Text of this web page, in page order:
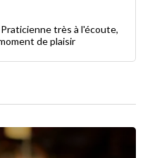
très à l'écoute,
de plaisir